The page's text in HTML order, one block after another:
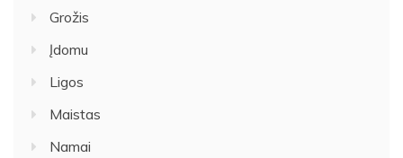
Grožis
Įdomu
Ligos
Maistas
Namai